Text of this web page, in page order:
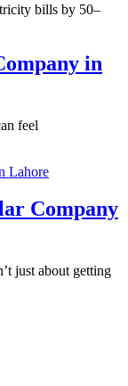
bills by 50–
in
feel
Company
just about getting